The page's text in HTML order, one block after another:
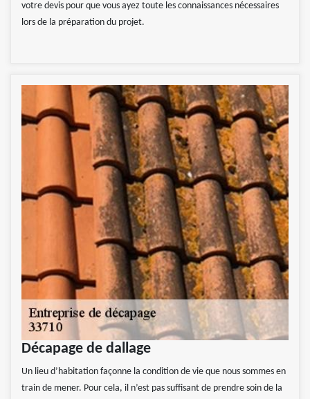
votre devis pour que vous ayez toute les connaissances nécessaires
lors de la préparation du projet.
Décapage de dallage
Un lieu d’habitation façonne la condition de vie que nous sommes en
train de mener. Pour cela, il n’est pas suffisant de prendre soin de la